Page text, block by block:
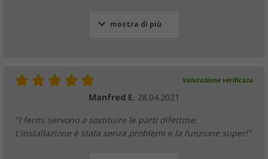
mostra di più
Valutazione verificata
Manfred E. 28.04.2021
"I fermi servono a sostituire le parti difettose.
L'installazione è stata senza problemi e la funzione super!"